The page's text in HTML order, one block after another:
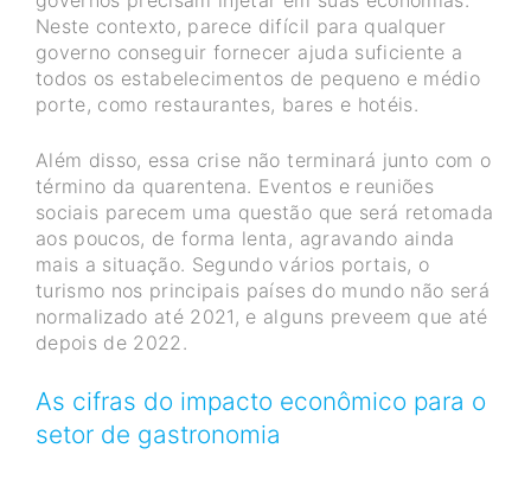
Neste contexto, parece difícil para qualquer
governo conseguir fornecer ajuda suficiente a
todos os estabelecimentos de pequeno e médio
porte, como restaurantes, bares e hotéis.
Além disso, essa crise não terminará junto com o
término da quarentena. Eventos e reuniões
sociais parecem uma questão que será retomada
aos poucos, de forma lenta, agravando ainda
mais a situação. Segundo vários portais, o
turismo nos principais países do mundo não será
normalizado até 2021, e alguns preveem que até
depois de 2022.
As cifras do impacto econômico para o
setor de gastronomia